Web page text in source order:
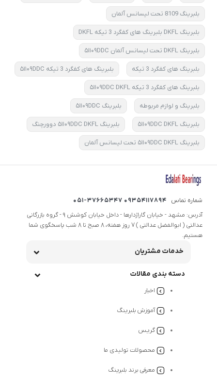
بلبرینگ 8109 تحت لیسانس آلمان
بلبرینگ DKFL بلبرینگ های کفگرد 3 تیکه DKFL
بلبرینگ DKFL تحت لیسانس آلمان ۵۱۱۰۹DDC
بلبرینگ های کفگرد 3 تیکه بلبرینگ های کفگرد 3 تیکه ۵۱۱۰۹DDC
بلبرینگ های کفگرد 3 تیکه ۵۱۱۰۹DDC DKFL
بلبرینگ و لوازم مربوطه بلبرینگ ۵۱۱۰۹DDC
بلبرینگ ۵۱۱۰۹DDC DKFL بلبرینگ ۵۱۱۰۹DDC DKFL دوورچنگ
بلبرینگ ۵۱۱۰۹DDC DKFL تحت لیسانس آلمان
شماره تماس
09354117894 051-37665347
آدرس: مشهد - خیابان گاراژدارها - داخل خیابان کوشش 9 - گروه بازرگانی
عدالتی ( ابوالفضل عدالتی ) 7 روز هفته، 8 صبح تا 8 شب پاسخگوی شما
هستیم.
خدمات مشتریان
دسته بندی مقالات
اخبار
آموزش بلبرینگ
گریس
محصولات تولیدی ما
معرفی برند بلبرینگ